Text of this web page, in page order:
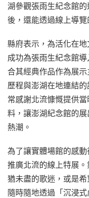
湖參觀張雨生紀念館
後，還能透過線上導
縣府表示，為活化在
成功為張雨生紀念館
合其經典作品作為展
歷程與澎湖在地連結
常感謝北流慷慨提供
料，讓澎湖紀念館的
熱潮。
為了讓實體場館的感
推廣北流的線上特展
猶未盡的歌迷，或是
隨時隨地透過「沉浸